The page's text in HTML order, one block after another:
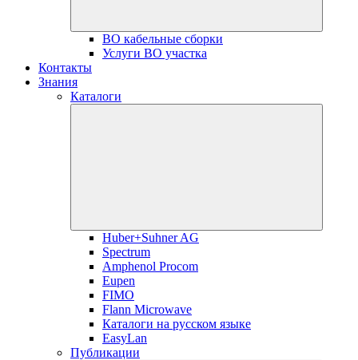
ВО кабельные сборки
Услуги ВО участка
Контакты
Знания
Каталоги
Huber+Suhner AG
Spectrum
Amphenol Procom
Eupen
FIMO
Flann Microwave
Каталоги на русском языке
EasyLan
Публикации